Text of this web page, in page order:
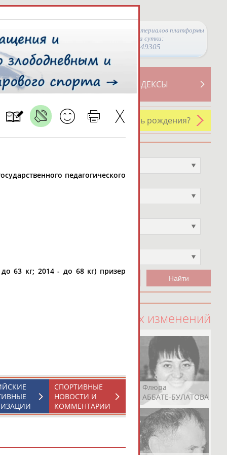
Просмотры материалов платформы
за сутки:
49305
СВОДНЫЕ ИНДЕКСЫ
У кого сегодня день рождения?
100 последних изменений
Ростом
АБАШИДЗЕ
Флюра
АББАТЕ-БУЛАТОВА
педагогического
63 кг; 2014 - до 68 кг) призер
СПОРТИВНЫЕ
НОВОСТИ И
КОММЕНТАРИИ